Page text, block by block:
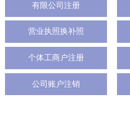
有限公司注册
营业执照换补照
个体工商户注册
公司账户注销